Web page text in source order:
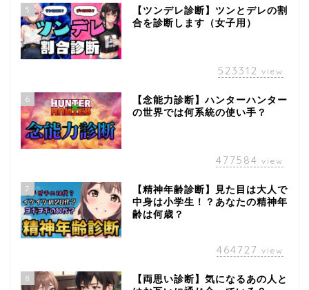
5
【ツンデレ診断】ツンとデレの割
合を診断します（女子用）
523312 view
6
【念能力診断】ハンターハンター
の世界では何系統の使い手？
477584 view
7
【精神年齢診断】見た目は大人で
中身は小学生！？あなたの精神年
齢は何歳？
464727 view
8
【両思い診断】気になるあの人と